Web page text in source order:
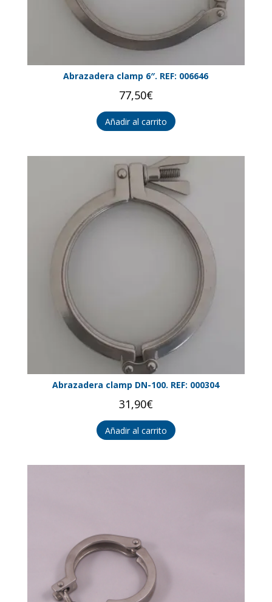
Abrazadera clamp 6″. REF: 006646
77,50€
Añadir al carrito
Abrazadera clamp DN-100. REF: 000304
31,90€
Añadir al carrito